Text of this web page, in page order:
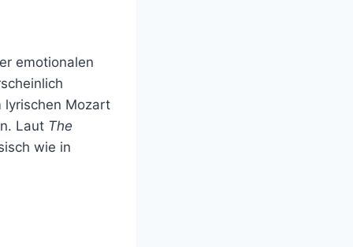
emotionalen
lyrischen Mozart
Laut The
wie in